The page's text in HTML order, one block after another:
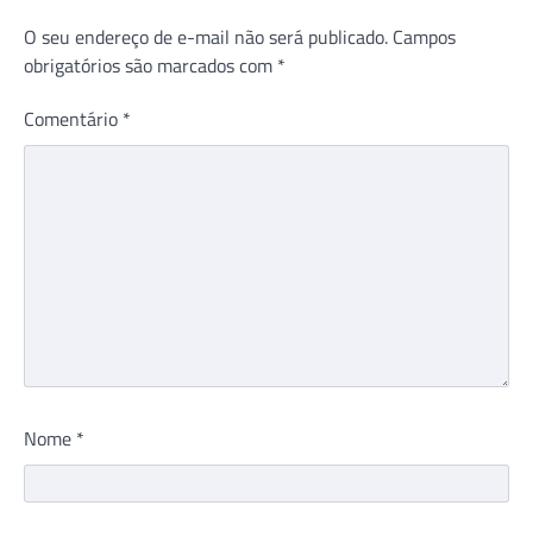
O seu endereço de e-mail não será publicado. Campos
obrigatórios são marcados com *
Comentário *
Nome *